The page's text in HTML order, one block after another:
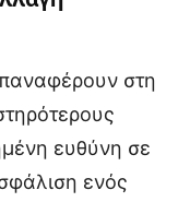
στη
ευθύνη σε
ενός